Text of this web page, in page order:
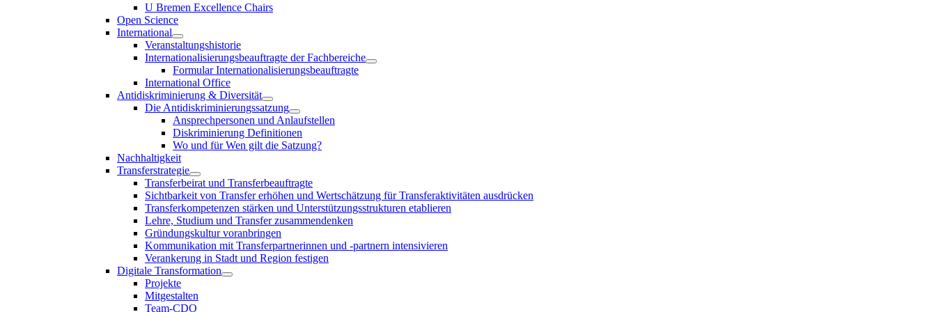
U Bremen Excellence Chairs
Open Science
International
Veranstaltungshistorie
Internationalisierungsbeauftragte der Fachbereiche
Formular Internationalisierungsbeauftragte
International Office
Antidiskriminierung & Diversität
Die Antidiskriminierungssatzung
Ansprechpersonen und Anlaufstellen
Diskriminierung Definitionen
Wo und für Wen gilt die Satzung?
Nachhaltigkeit
Transferstrategie
Transferbeirat und Transferbeauftragte
Sichtbarkeit von Transfer erhöhen und Wertschätzung für Transferaktivitäten ausdrücken
Transferkompetenzen stärken und Unterstützungsstrukturen etablieren
Lehre, Studium und Transfer zusammendenken
Gründungskultur voranbringen
Kommunikation mit Transferpartnerinnen und -partnern intensivieren
Verankerung in Stadt und Region festigen
Digitale Transformation
Projekte
Mitgestalten
Team-CDO